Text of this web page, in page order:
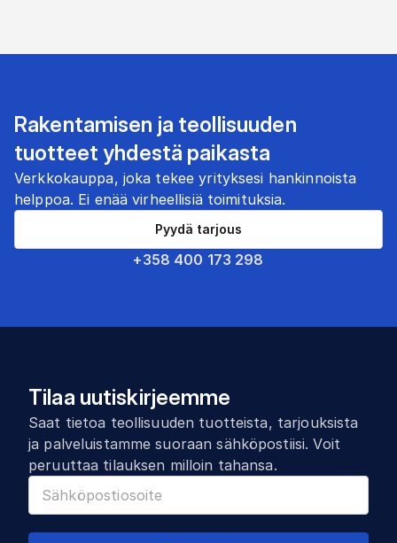
Rakentamisen ja teollisuuden
tuotteet yhdestä paikasta
Verkkokauppa, joka tekee yrityksesi hankinnoista
helppoa. Ei enää virheellisiä toimituksia.
+358 400 173 298
Pyydä tarjous
Tilaa uutiskirjeemme
Saat tietoa teollisuuden tuotteista, tarjouksista
ja palveluistamme suoraan sähköpostiisi. Voit
peruuttaa tilauksen milloin tahansa.